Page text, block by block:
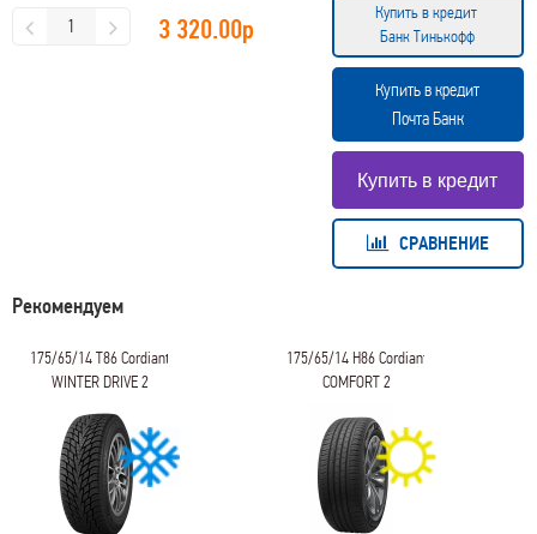
3 320.00р
Купить в кредит
Банк Тинькофф
Купить в кредит
Почта Банк
СРАВНЕНИЕ
Рекомендуем
175/65/14 T86 Cordiant
WINTER DRIVE 2
175/65/14 H86 Cordiant
COMFORT 2